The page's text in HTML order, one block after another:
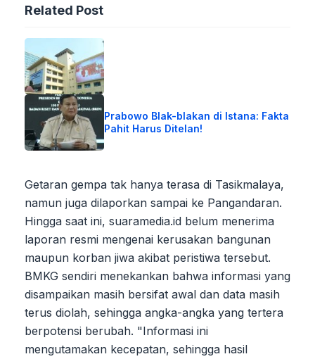
Related Post
Prabowo Blak-blakan di Istana: Fakta
Pahit Harus Ditelan!
Getaran gempa tak hanya terasa di Tasikmalaya,
namun juga dilaporkan sampai ke Pangandaran.
Hingga saat ini, suaramedia.id belum menerima
laporan resmi mengenai kerusakan bangunan
maupun korban jiwa akibat peristiwa tersebut.
BMKG sendiri menekankan bahwa informasi yang
disampaikan masih bersifat awal dan data masih
terus diolah, sehingga angka-angka yang tertera
berpotensi berubah. "Informasi ini
mengutamakan kecepatan, sehingga hasil